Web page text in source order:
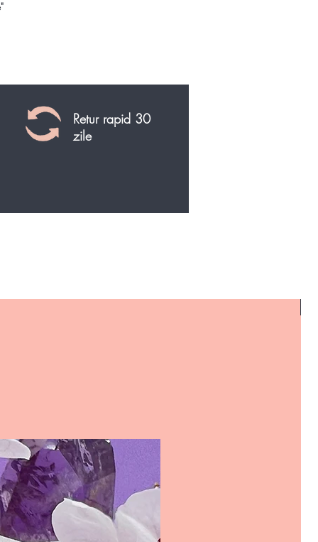
si cristalelor >>
Retur rapid 30
zile